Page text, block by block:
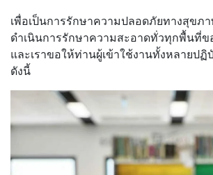
เพื่อเป็นการรักษาความปลอดภัยทางสุขภา
ดำเนินการรักษาความสะอาดทั่วทุกพื้นที่ข
และเราขอให้ท่านผู้เข้าใช้งานทั้งหลายป
ดังนี้